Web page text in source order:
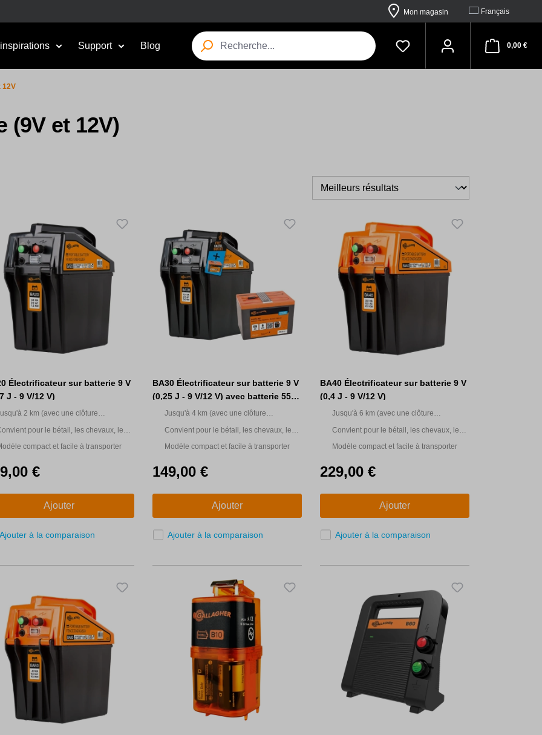
Mon magasin Français
Support Blog 0,00 €
12V
(9V et 12V)
Électrificateur sur batterie 9 V
J - 9 V/12 V)
2 km (avec une clôture
pour le bétail, les chevaux, les
domestiques et le jardin
compact et facile à transporter
€
Ajouter
Ajouter à la comparaison
BA30 Électrificateur sur batterie 9 V
(0,25 J - 9 V/12 V) avec batterie 55
Ah gratuite
Jusqu'à 4 km (avec une clôture
multifilaire)
Convient pour le bétail, les chevaux, les
animaux domestiques et le jardin
Modèle compact et facile à transporter
149,00 €
Ajouter
Ajouter à la comparaison
BA40 Électrificateur sur batterie 9 V
(0,4 J - 9 V/12 V)
Jusqu'à 6 km (avec une clôture
multifilaire)
Convient pour le bétail, les chevaux, les
animaux domestiques et le jardin
Modèle compact et facile à transporter
229,00 €
Ajouter
Ajouter à la comparaison